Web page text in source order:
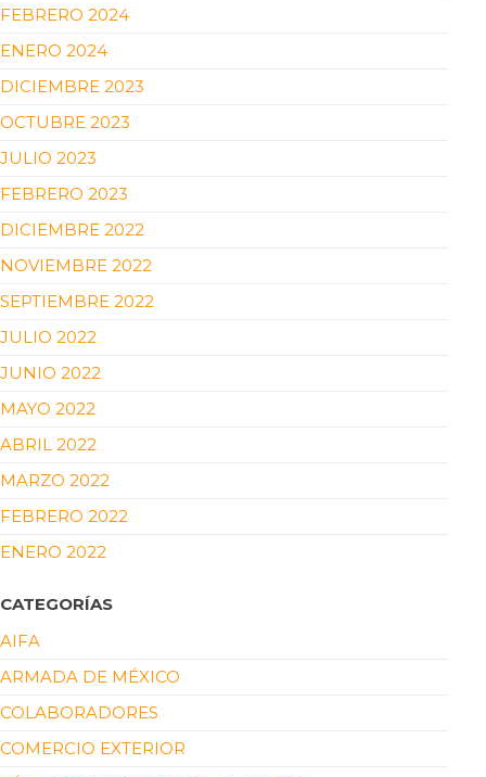
FEBRERO 2024
ENERO 2024
DICIEMBRE 2023
OCTUBRE 2023
JULIO 2023
FEBRERO 2023
DICIEMBRE 2022
NOVIEMBRE 2022
SEPTIEMBRE 2022
JULIO 2022
JUNIO 2022
MAYO 2022
ABRIL 2022
MARZO 2022
FEBRERO 2022
ENERO 2022
CATEGORÍAS
AIFA
ARMADA DE MÉXICO
COLABORADORES
COMERCIO EXTERIOR